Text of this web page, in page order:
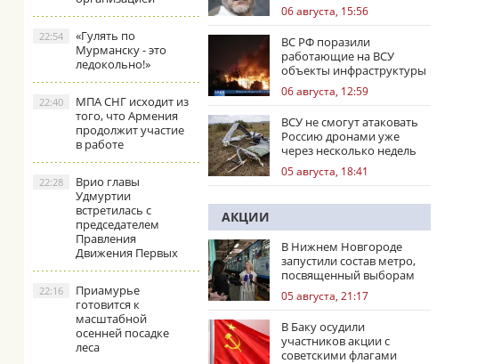
«Гулять по
Мурманску - это
ледокольно!»
22:54
МПА СНГ исходит из
того, что Армения
продолжит участие
в работе
22:40
Врио главы
Удмуртии
встретилась с
председателем
Правления
Движения Первых
22:28
Приамурье
готовится к
масштабной
осенней посадке
леса
22:16
06 августа, 15:56
ВС РФ поразили
работающие на ВСУ
объекты инфраструктуры
и центры логистики
06 августа, 12:59
ВСУ не смогут атаковать
Россию дронами уже
через несколько недель
05 августа, 18:41
АКЦИИ
В Нижнем Новгороде
запустили состав метро,
посвященный выборам
05 августа, 21:17
В Баку осудили
участников акции с
советскими флагами